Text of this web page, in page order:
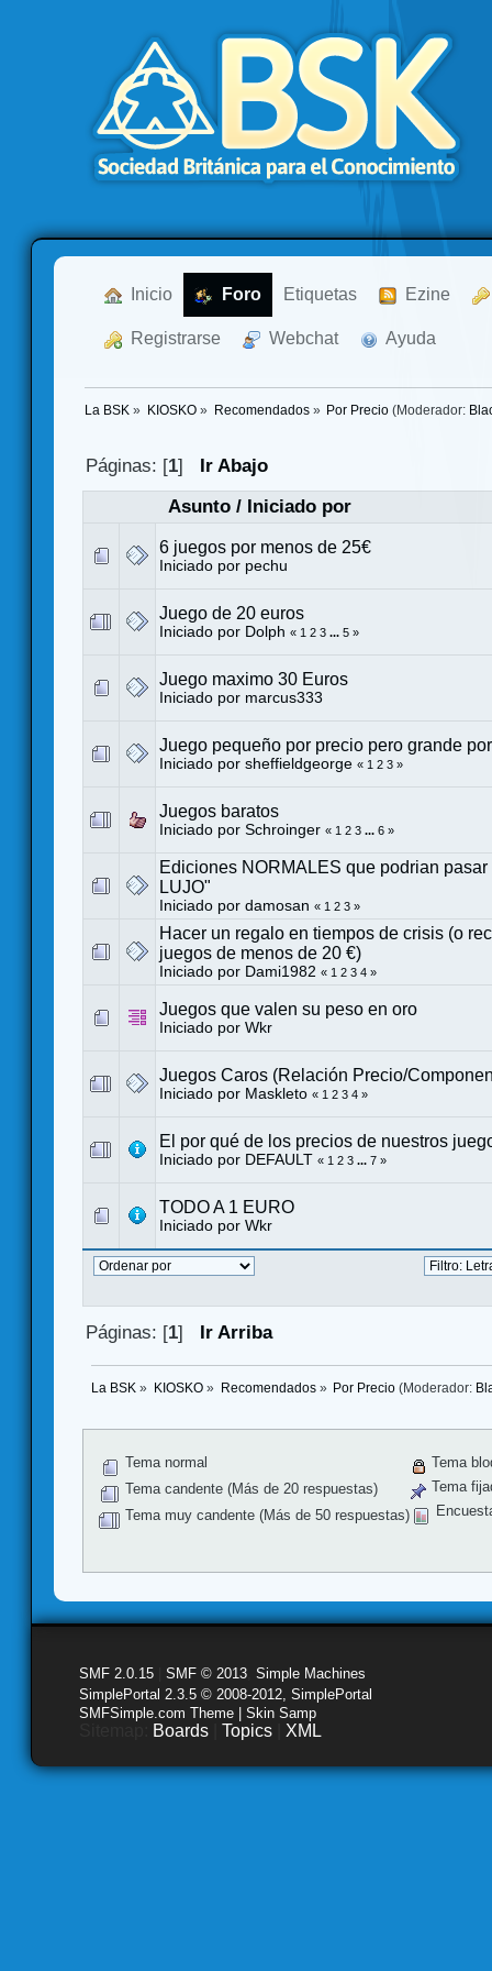
Inicio Foro Etiquetas Ezine
Registrarse Webchat Ayuda
La BSK » KIOSKO» Recomendados» Por Precio (Moderador:
Páginas: [1]
Ir Abajo
Asunto/ Iniciado por
6 juegos por menos de 25€
Iniciado por pechu
Juego de 20 euros
Iniciado por Dolph « 1 2 3 ... 5 »
Juego maximo 30 Euros
Iniciado por marcus333
Juego pequeño por precio pero grande
Iniciado por sheffieldgeorge « 1 2 3 »
Juegos baratos
Iniciado por Schroinger « 1 2 3 ... 6 »
Ediciones NORMALES que podrian pasar
LUJO"
Iniciado por damosan « 1 2 3 »
Hacer un regalo en tiempos de crisis (o
juegos de menos de 20 €)
Iniciado por Dami1982 « 1 2 3 4 »
Juegos que valen su peso en oro
Iniciado por Wkr
Juegos Caros (Relación Precio/
Iniciado por Maskleto « 1 2 3 4 »
El por qué de los precios de nuestros
Iniciado por DEFAULT « 1 2 3 ... 7 »
TODO A 1 EURO
Iniciado por Wkr
Páginas: [1] Ir Arriba
La BSK » KIOSKO» Recomendados» Por Precio (Moderador:
Tema normal
Tema candente (Más de 20 respuestas)
Tema muy candente (Más de 50 respuestas)
Tema
Tema
SMF 2.0.15 SMF © 2013 Simple Machines
SimplePortal 2.3.5 © 2008-2012, SimplePortal
SMFSimple.com Theme | Skin Samp
Boards Topics XML